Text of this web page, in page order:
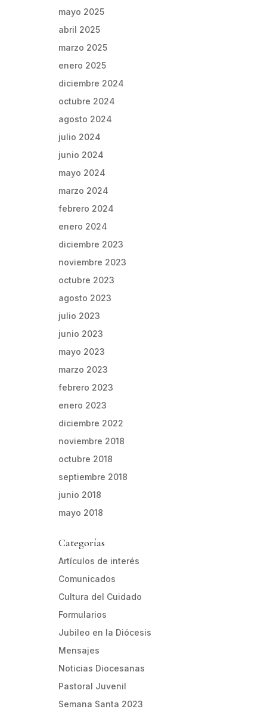
mayo 2025
abril 2025
marzo 2025
enero 2025
diciembre 2024
octubre 2024
agosto 2024
julio 2024
junio 2024
mayo 2024
marzo 2024
febrero 2024
enero 2024
diciembre 2023
noviembre 2023
octubre 2023
agosto 2023
julio 2023
junio 2023
mayo 2023
marzo 2023
febrero 2023
enero 2023
diciembre 2022
noviembre 2018
octubre 2018
septiembre 2018
junio 2018
mayo 2018
Categorías
Artículos de interés
Comunicados
Cultura del Cuidado
Formularios
Jubileo en la Diócesis
Mensajes
Noticias Diocesanas
Pastoral Juvenil
Semana Santa 2023